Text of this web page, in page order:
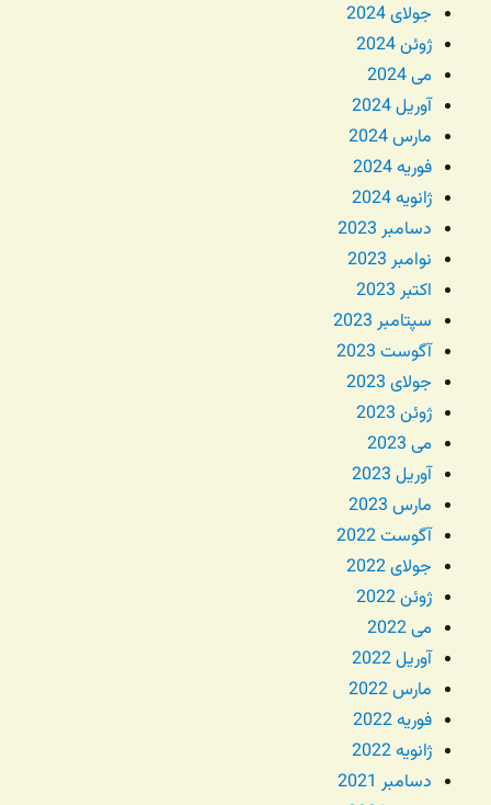
جولای 2024
ژوئن 2024
می 2024
آوریل 2024
مارس 2024
فوریه 2024
ژانویه 2024
دسامبر 2023
نوامبر 2023
اکتبر 2023
سپتامبر 2023
آگوست 2023
جولای 2023
ژوئن 2023
می 2023
آوریل 2023
مارس 2023
آگوست 2022
جولای 2022
ژوئن 2022
می 2022
آوریل 2022
مارس 2022
فوریه 2022
ژانویه 2022
دسامبر 2021